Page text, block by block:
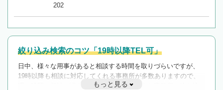
202
絞り込み検索のコツ「19時以降TEL可」
日中、様々な用事があると相談する時間を取りづらいですが、
19時以降も相談に対応してくれる事務所が多数ありますので、
遅い時間の相談が増えそうな場合はそのような事務所に絞り込
もっと見る